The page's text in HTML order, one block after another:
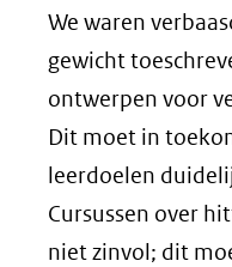
We waren
gewicht
ontwerpen voor
Dit moet in
leerdoelen
Cursussen over
niet zinvol; dit